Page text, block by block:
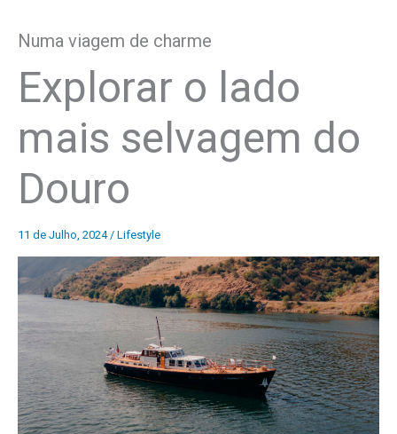
Numa viagem de charme
Explorar o lado
mais selvagem do
Douro
11 de Julho, 2024 / Lifestyle